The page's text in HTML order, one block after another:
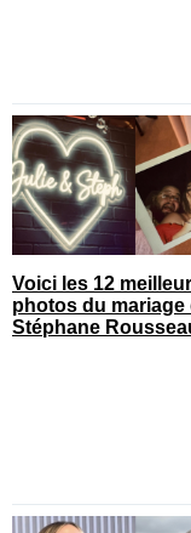
Voici les 12
photos du mariage
Stéphane